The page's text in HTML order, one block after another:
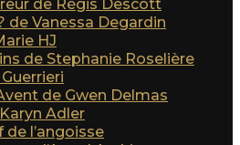
de Régis Descott
de Vanessa Degardin
HJ
de Stephanie Roselière
de Gwen Delmas
Adler
l’angoisse